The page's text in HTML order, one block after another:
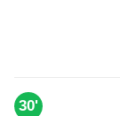
30'